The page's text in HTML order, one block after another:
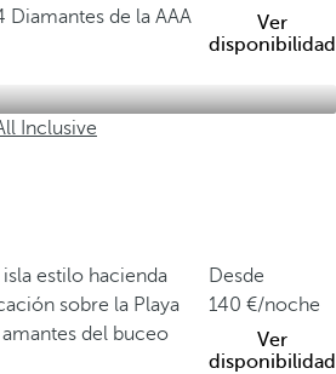
Diamantes de la AAA
Ver
disponibilidad
Inclusive
estilo hacienda
sobre la Playa
amantes del buceo
Desde
140
/noche
Ver
disponibilidad